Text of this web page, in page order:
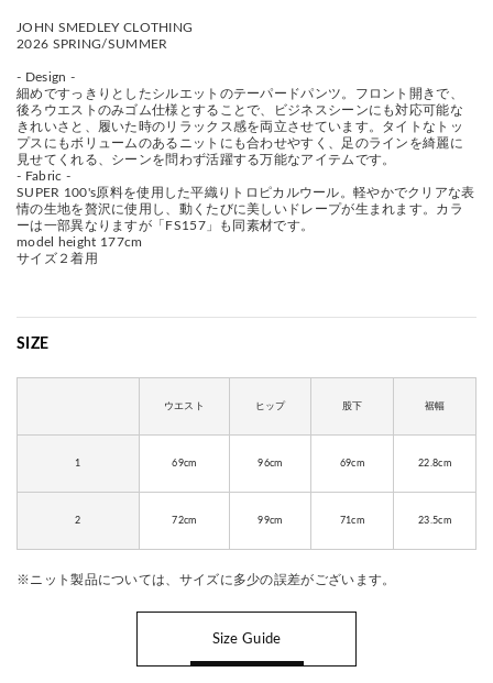
JOHN SMEDLEY CLOTHING
2026 SPRING/SUMMER
- Design -
細めですっきりとしたシルエットのテーパードパンツ。フロント開きで、
後ろウエストのみゴム仕様とすることで、ビジネスシーンにも対応可能な
きれいさと、履いた時のリラックス感を両立させています。タイトなトッ
プスにもボリュームのあるニットにも合わせやすく、足のラインを綺麗に
見せてくれる、シーンを問わず活躍する万能なアイテムです。
- Fabric -
SUPER 100's原料を使用した平織りトロピカルウール。軽やかでクリアな表
情の生地を贅沢に使用し、動くたびに美しいドレープが生まれます。カラ
ーは一部異なりますが「FS157」も同素材です。
model height 177cm
サイズ２着用
SIZE
ウエスト ヒップ 股下 裾幅
1 69cm 96cm 69cm 22.8cm
2 72cm 99cm 71cm 23.5cm
※ニット製品については、サイズに多少の誤差がございます。
Size Guide